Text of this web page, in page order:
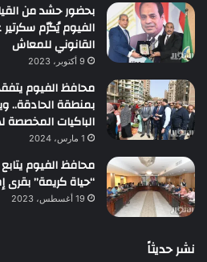
بحضور حشد من
الفيوم يُكرّم
القانوني للمعاش
9 أكتوبر، 2023
محافظ الفيوم
بمنطقة الحادقة..
الباكيات المخصصة
1 مارس، 2024
محافظ الفيوم
“حياة كريمة”
19 أغسطس، 2023
نشر حديثاً